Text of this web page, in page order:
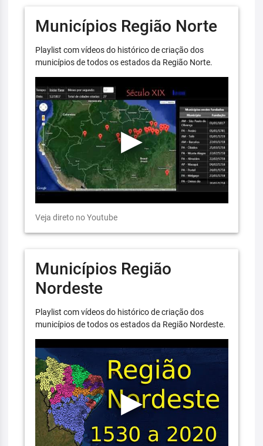
Municípios Região Norte
Playlist com vídeos do histórico de criação dos
municípios de todos os estados da Região Norte.
Veja direto no Youtube
Municípios Região
Nordeste
Playlist com vídeos do histórico de criação dos
municípios de todos os estados da Região Nordeste.